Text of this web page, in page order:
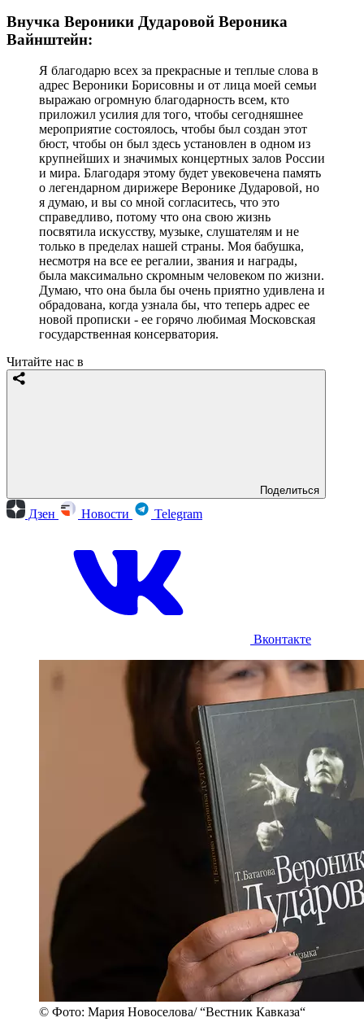
Внучка Вероники Дударовой Вероника
Вайнштейн:
Я благодарю всех за прекрасные и теплые слова в
адрес Вероники Борисовны и от лица моей семьи
выражаю огромную благодарность всем, кто
приложил усилия для того, чтобы сегодняшнее
мероприятие состоялось, чтобы был создан этот
бюст, чтобы он был здесь установлен в одном из
крупнейших и значимых концертных залов России
и мира. Благодаря этому будет увековечена память
о легендарном дирижере Веронике Дударовой, но
я думаю, и вы со мной согласитесь, что это
справедливо, потому что она свою жизнь
посвятила искусству, музыке, слушателям и не
только в пределах нашей страны. Моя бабушка,
несмотря на все ее регалии, звания и награды,
была максимально скромным человеком по жизни.
Думаю, что она была бы очень приятно удивлена и
обрадована, когда узнала бы, что теперь адрес ее
новой прописки - ее горячо любимая Московская
государственная консерватория.
Читайте нас в
Поделиться
Дзен Новости Telegram
Вконтакте
© Фото: Мария Новоселова/ “Вестник Кавказа“